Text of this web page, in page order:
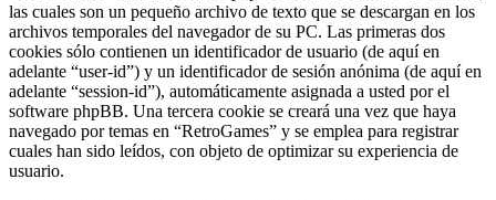
las cuales son un pequeño archivo de texto que se descargan en los
archivos temporales del navegador de su PC. Las primeras dos
cookies sólo contienen un identificador de usuario (de aquí en
adelante “user-id”) y un identificador de sesión anónima (de aquí en
adelante “session-id”), automáticamente asignada a usted por el
software phpBB. Una tercera cookie se creará una vez que haya
navegado por temas en “RetroGames” y se emplea para registrar
cuales han sido leídos, con objeto de optimizar su experiencia de
usuario.